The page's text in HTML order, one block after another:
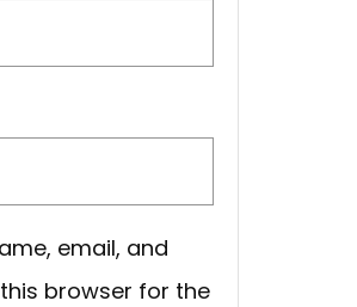
email, and
browser for the